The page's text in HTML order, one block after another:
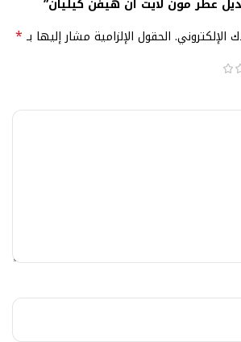
عطر مون لايت ان هيفن كيليان”
الإلكتروني. الحقول الإلزامية مشار إليها بـ *